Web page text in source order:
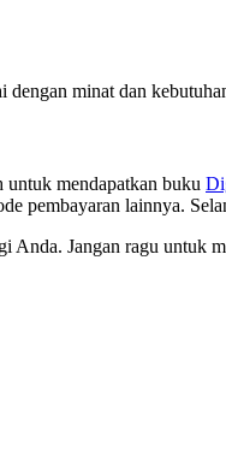
minat dan
untuk mendapatkan buku
pembayaran lainnya.
Anda. Jangan ragu